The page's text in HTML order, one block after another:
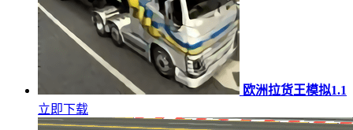
欧洲拉货王模拟1.1
立即下载